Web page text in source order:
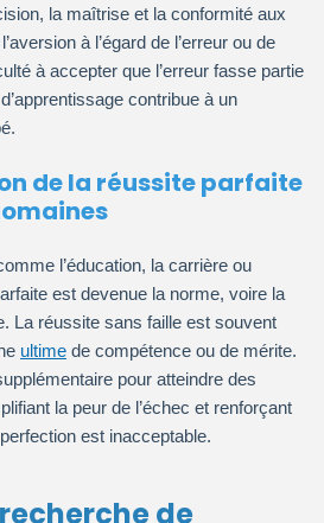
la maîtrise et la conformité aux
à l’égard de l’erreur ou de
à accepter que l’erreur fasse partie
contribue à un
de la réussite parfaite
l’éducation, la carrière ou
est devenue la norme, voire la
La réussite sans faille est souvent
ultime de compétence ou de mérite.
pour atteindre des
la peur de l’échec et renforçant
est inacceptable.
de